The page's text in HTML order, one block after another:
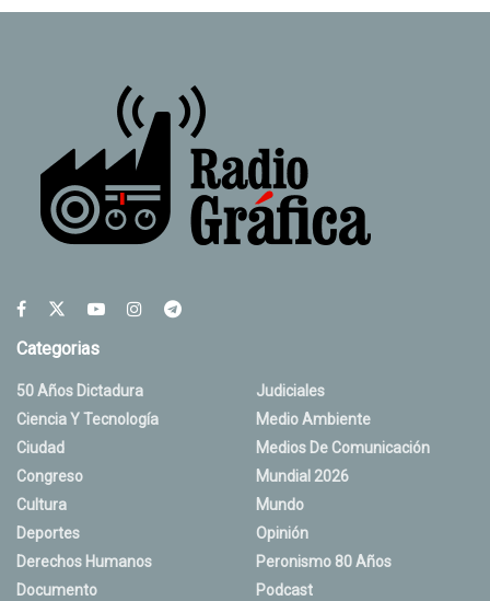
Categorias
50 Años Dictadura
Ciencia Y Tecnología
Ciudad
Congreso
Cultura
Deportes
Derechos Humanos
Documento
Judiciales
Medio Ambiente
Medios De Comunicación
Mundial 2026
Mundo
Opinión
Peronismo 80 Años
Podcast